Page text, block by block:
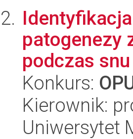
patogenezy
podczas snu
Konkurs:
Kierownik:
Uniwersytet